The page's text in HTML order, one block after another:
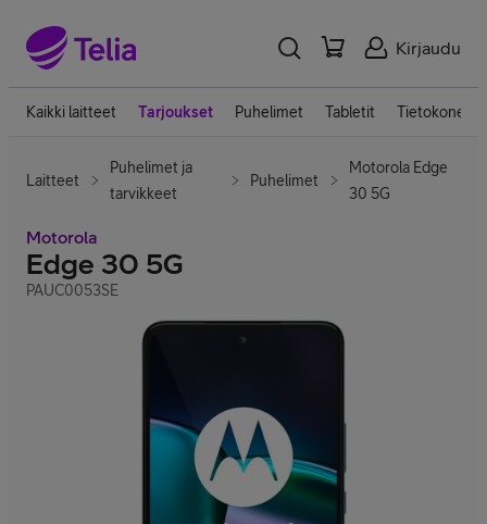
Kirjaudu
Kaikki laitteet Tarjoukset Puhelimet Tabletit Tietokoneet
Laitteet
Puhelimet ja
tarvikkeet
Puhelimet
Motorola Edge
30 5G
Motorola
Edge 30 5G
PAUC0053SE